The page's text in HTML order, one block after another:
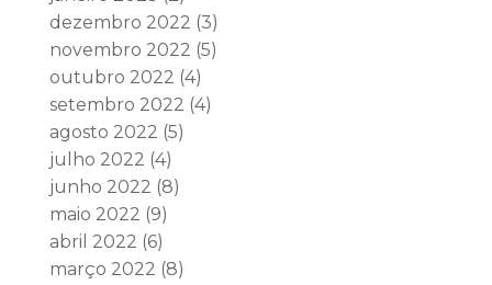
dezembro 2022 (3)
novembro 2022 (5)
outubro 2022 (4)
setembro 2022 (4)
agosto 2022 (5)
julho 2022 (4)
junho 2022 (8)
maio 2022 (9)
abril 2022 (6)
março 2022 (8)